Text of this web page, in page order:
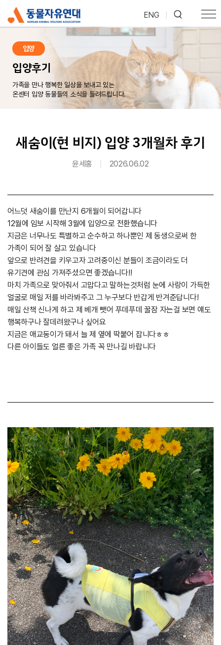
ENG
입양
입양후기
가족을 만나 행복한 일상을 보내고 있는
온센터 입양 동물들의 소식을 들려드립니다.
새숨이(현 비지) 입양 3개월차 후기
윤세홍 2026.06.02
어느덧 새숨이를 만난지 6개월이 되어갑니다
12월에 임보 시작해 3월에 입양으로 전환했습니다
지금은 너무나도 특별하고 순수하고 하나뿐인 제 동생으로써 한
가족이 되어 잘 살고 있습니다
앞으로 반려견을 키우고자 고려중이신 분들이 조금이라도 더
유기견에 관심 가져주셨으면 좋겠습니다!!
마치 가족으로 맞아줘서 고맙다고 말하는것처럼 눈에 사랑이 가득한
얼굴로 매일 저를 바라봐주고 그 누구보다 반갑게 반겨준답니다!
매일 산책 신나게 하고 제 베개 뺏어 푸데푸데 꿀잠 자는걸 보면 얘도
행복하구나 잘데려왔구나 싶어요
지금은 애교둥이가 돼서 늘 제 옆에 딱붙어 잡니다ㅎㅎ
다른 아이들도 얼른 좋은 가족 꼭 만나길 바랍니다